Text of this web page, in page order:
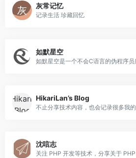
灰常记忆
记录生活 珍藏回忆
如默星空
HikariLan’s Blog
不止分享技术内容，也会记录很多我
沈唁志